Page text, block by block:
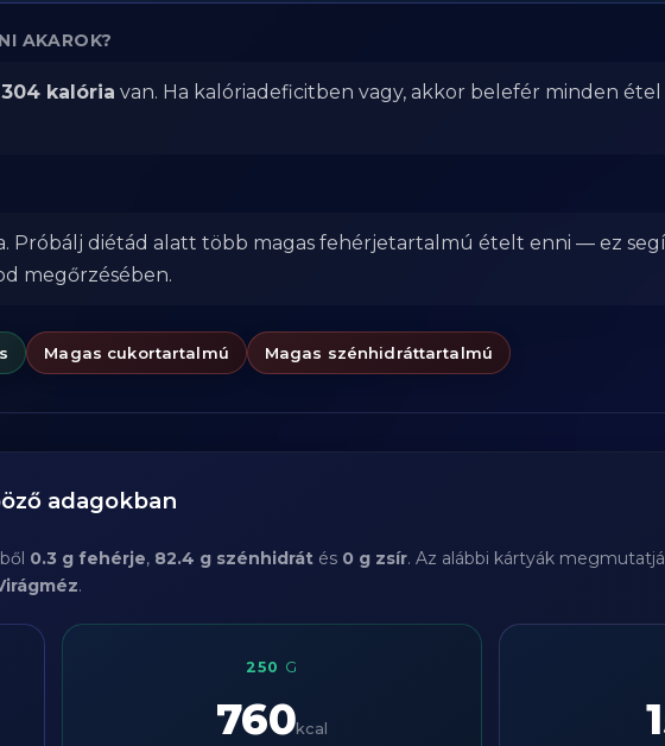
AKAROK?
304 kalória van. Ha kalóriadeficitben vagy, akkor belefér minden
Próbálj diétád alatt több magas fehérjetartalmú ételt enni — ez
megőrzésében.
Magas cukortartalmú Magas szénhidráttartalmú
adagokban
0.3 g fehérje, 82.4 g szénhidrát és 0 g zsír. Az alábbi kártyák
.
250 G
760kcal